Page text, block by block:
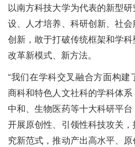
以南方科技大学为代表的新型
设、人才培养、科研创新、社
创新，敢于打破传统框架和学
改革新模式、新方法。
“我们在学科交叉融合方面构
商科和特色人文社科的学科体
中和、生物医药等十大科研平
开展原创性、引领性科技攻关
究新范式，推动产出高水平、